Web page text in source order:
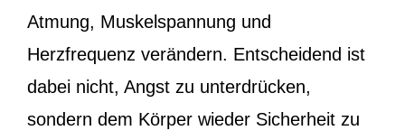
Atmung, Muskelspannung und
Herzfrequenz verändern. Entscheidend ist
dabei nicht, Angst zu unterdrücken,
sondern dem Körper wieder Sicherheit zu